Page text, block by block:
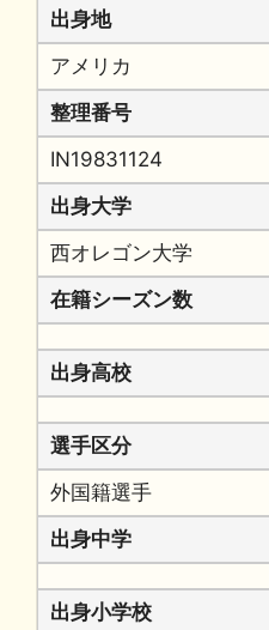
出身地
アメリカ
整理番号
IN19831124
出身大学
西オレゴン大学
在籍シーズン数
出身高校
選手区分
外国籍選手
出身中学
出身小学校